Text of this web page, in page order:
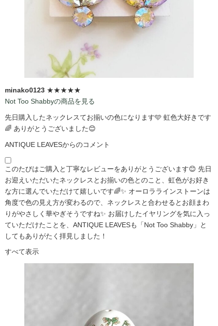
minako0123 ★★★★★
Not Too Shabbyの商品を見る
先日購入したネックレスてお揃いの色になります🩵 虹色大好きです
🌈 ありがとうございました😊
ANTIQUE LEAVESからのコメント
このたびはご購入と丁寧なレビューをありがとうございます😊 先日
お迎えいただいたネックレスとお揃いの色とのこと、虹色がお好き
な方に選んでいただけて嬉しいです🌈✨ オーロララインストーンは
角度で色の見え方が変わるので、ネックレスと合わせるとお顔まわ
りがやさしく華やぎそうですね✨ お届けしたイヤリングを気に入っ
ていただけたことを、ANTIQUE LEAVESも「Not Too Shabby」と
してもありがたく拝見しました！
すべて表示